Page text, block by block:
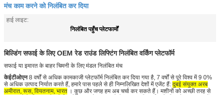
मंच काम करने को निलंबित कर दिया
हाई लाइट:
निलंबित पहुँच प्लेटफार्मों
बिल्डिंग सफाई के लिए OEM रेड राउंड लिफ्टिंग निलंबित वर्किंग प्लेटफॉर्म
सफाई या इमारत के बाहर चिमनी के लिए मंडल निलंबित मंच
केईटीओएन8 वर्षों से अधिक कामकाजी प्लेटफॉर्म निलंबित कर दिया गया है, 7 वर्षों से पूरे विश्व में 9 0%
से अधिक उत्पाद निर्यात करते हैं, हमारे पास पहले से ही निम्नलिखित देशों में एजेंट हैं: दुबई संयुक्त अरब
अमीरात, रूस, वियतनाम, भारत । कुछ और जगह हम अब चर्चा कर सकते हैं। मशीनों को अच्छी तरह से